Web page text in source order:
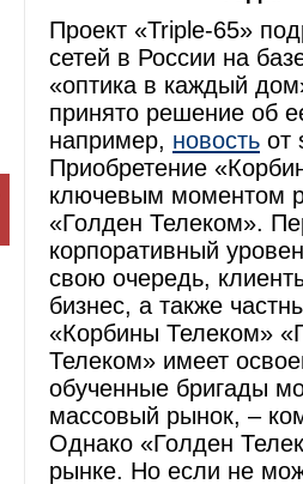
Проект «Triple-65»
сетей в России на
«оптика в каждый
принято решение об
например, новость от
Приобретение
ключевым моментом
«Голден Телеком».
корпоративный
свою очередь,
бизнес, а также
«Корбины Телеком»
Телеком» имеет
обученные бригады
массовый рынок, –
Однако «Голден
рынке. Но если не